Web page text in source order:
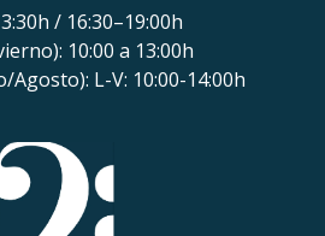
/ 16:30–19:00h
10:00 a 13:00h
Agosto): L-V: 10:00-14:00h